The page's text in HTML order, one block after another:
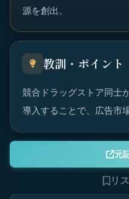
源を創出。
教訓・ポイント
競合ドラッグストア同士
導入することで、広告市
元
リ